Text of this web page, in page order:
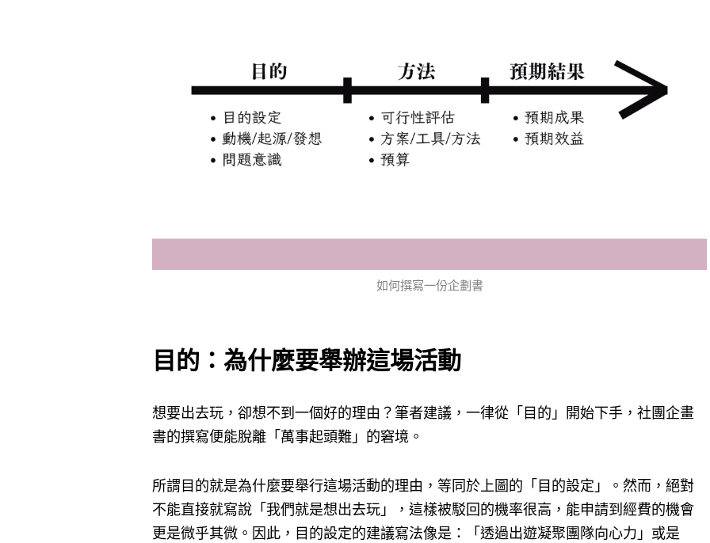
如何撰寫一份企劃書
目的：為什麼要舉辦這場活動
想要出去玩，卻想不到一個好的理由？筆者建議，一律從「目的」開始下手，社團企畫
書的撰寫便能脫離「萬事起頭難」的窘境。
所謂目的就是為什麼要舉行這場活動的理由，等同於上圖的「目的設定」。然而，絕對
不能直接就寫說「我們就是想出去玩」，這樣被駁回的機率很高，能申請到經費的機會
更是微乎其微。因此，目的設定的建議寫法像是：「透過出遊凝聚團隊向心力」或是